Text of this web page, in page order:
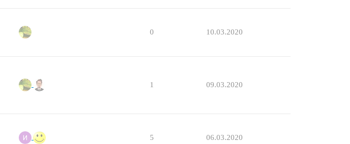
0 10.03.2020
1 09.03.2020
5 06.03.2020